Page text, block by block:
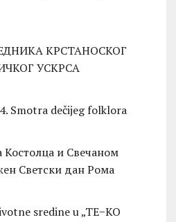
КРСТАНОСКОГ
УСКРСА
Smotra dečijeg folklora
и Свечаном
Светски дан Рома
sredine u „TE−KO